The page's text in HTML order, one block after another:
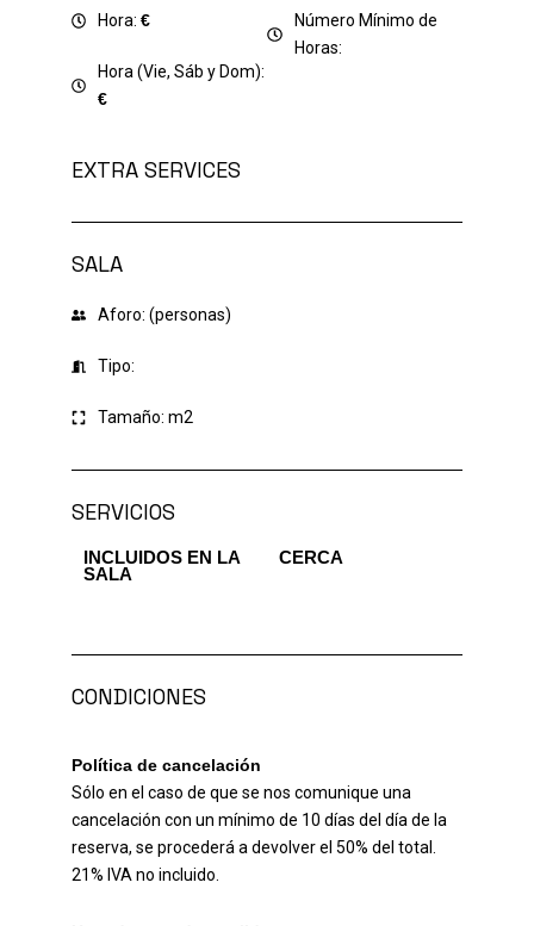
Hora:€
Hora (Vie, Sáb y Dom):
€
Número Mínimo de
Horas:
EXTRA SERVICES
SALA
Aforo: (personas)
Tipo:
Tamaño:m2
SERVICIOS
INCLUIDOS EN LA
SALA
CERCA
CONDICIONES
Política de cancelación
Sólo en el caso de que se nos comunique una
cancelación con un mínimo de 10 días del día de la
reserva, se procederá a devolver el 50% del total.
21% IVA no incluido.